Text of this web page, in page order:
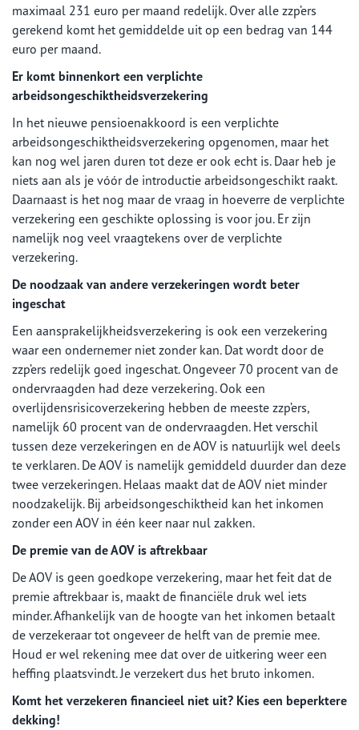
maximaal 231 euro per maand redelijk. Over alle zzp’ers
gerekend komt het gemiddelde uit op een bedrag van 144
euro per maand.
Er komt binnenkort een verplichte
arbeidsongeschiktheidsverzekering
In het nieuwe pensioenakkoord is een verplichte
arbeidsongeschiktheidsverzekering opgenomen, maar het
kan nog wel jaren duren tot deze er ook echt is. Daar heb je
niets aan als je vóór de introductie arbeidsongeschikt raakt.
Daarnaast is het nog maar de vraag in hoeverre de verplichte
verzekering een geschikte oplossing is voor jou. Er zijn
namelijk nog veel vraagtekens over de verplichte
verzekering.
De noodzaak van andere verzekeringen wordt beter
ingeschat
Een aansprakelijkheidsverzekering is ook een verzekering
waar een ondernemer niet zonder kan. Dat wordt door de
zzp’ers redelijk goed ingeschat. Ongeveer 70 procent van de
ondervraagden had deze verzekering. Ook een
overlijdensrisicoverzekering hebben de meeste zzp’ers,
namelijk 60 procent van de ondervraagden. Het verschil
tussen deze verzekeringen en de AOV is natuurlijk wel deels
te verklaren. De AOV is namelijk gemiddeld duurder dan deze
twee verzekeringen. Helaas maakt dat de AOV niet minder
noodzakelijk. Bij arbeidsongeschiktheid kan het inkomen
zonder een AOV in één keer naar nul zakken.
De premie van de AOV is aftrekbaar
De AOV is geen goedkope verzekering, maar het feit dat de
premie aftrekbaar is, maakt de financiële druk wel iets
minder. Afhankelijk van de hoogte van het inkomen betaalt
de verzekeraar tot ongeveer de helft van de premie mee.
Houd er wel rekening mee dat over de uitkering weer een
heffing plaatsvindt. Je verzekert dus het bruto inkomen.
Komt het verzekeren financieel niet uit? Kies een beperktere
dekking!